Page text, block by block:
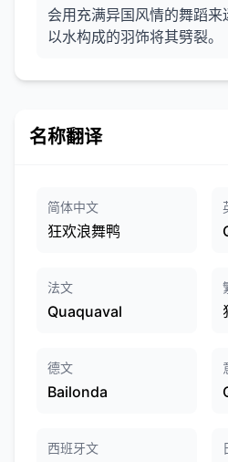
会用充满异国风情的舞蹈
以水构成的羽饰将其劈裂。
名称翻译
简体中文
狂欢浪舞鸭
法文
Quaquaval
德文
Bailonda
西班牙文